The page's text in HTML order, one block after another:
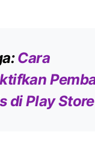
Cara
di Play Store